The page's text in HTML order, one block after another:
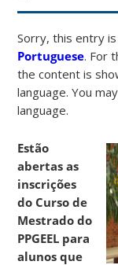
Sorry, this entry
Portuguese. For
the content is
language. You
language.
Estão
abertas as
inscrições
do Curso de
Mestrado do
PPGEEL para
alunos que